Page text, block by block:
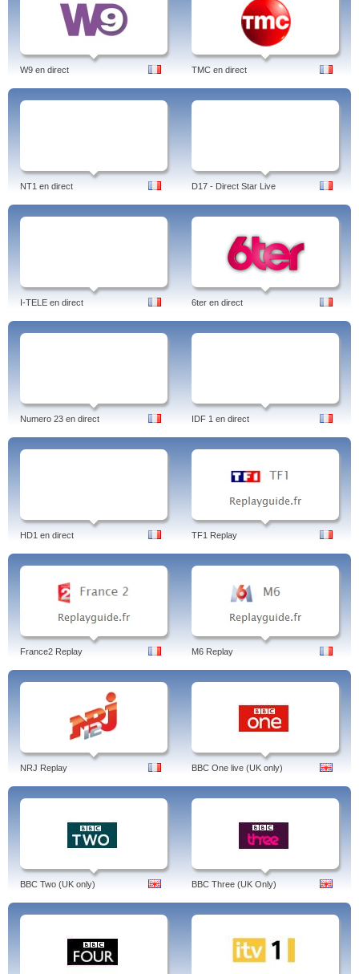
W9 en direct TMC en direct
NT1 en direct D17 - Direct Star Live
I-TELE en direct 6ter en direct
Numero 23 en direct IDF 1 en direct
HD1 en direct TF1 Replay
France2 Replay M6 Replay
NRJ Replay BBC One live (UK only)
BBC Two (UK only) BBC Three (UK Only)